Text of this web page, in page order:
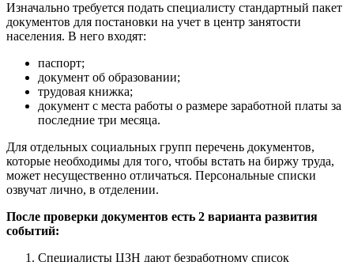
Изначально требуется подать специалисту стандартный пакет
документов для постановки на учет в центр занятости
населения. В него входят:
паспорт;
документ об образовании;
трудовая книжка;
документ с места работы о размере заработной платы за
последние три месяца.
Для отдельных социальных групп перечень документов,
которые необходимы для того, чтобы встать на биржу труда,
может несущественно отличаться. Персональные списки
озвучат лично, в отделении.
После проверки документов есть 2 варианта развития
событий:
Специалисты ЦЗН дают безработному список